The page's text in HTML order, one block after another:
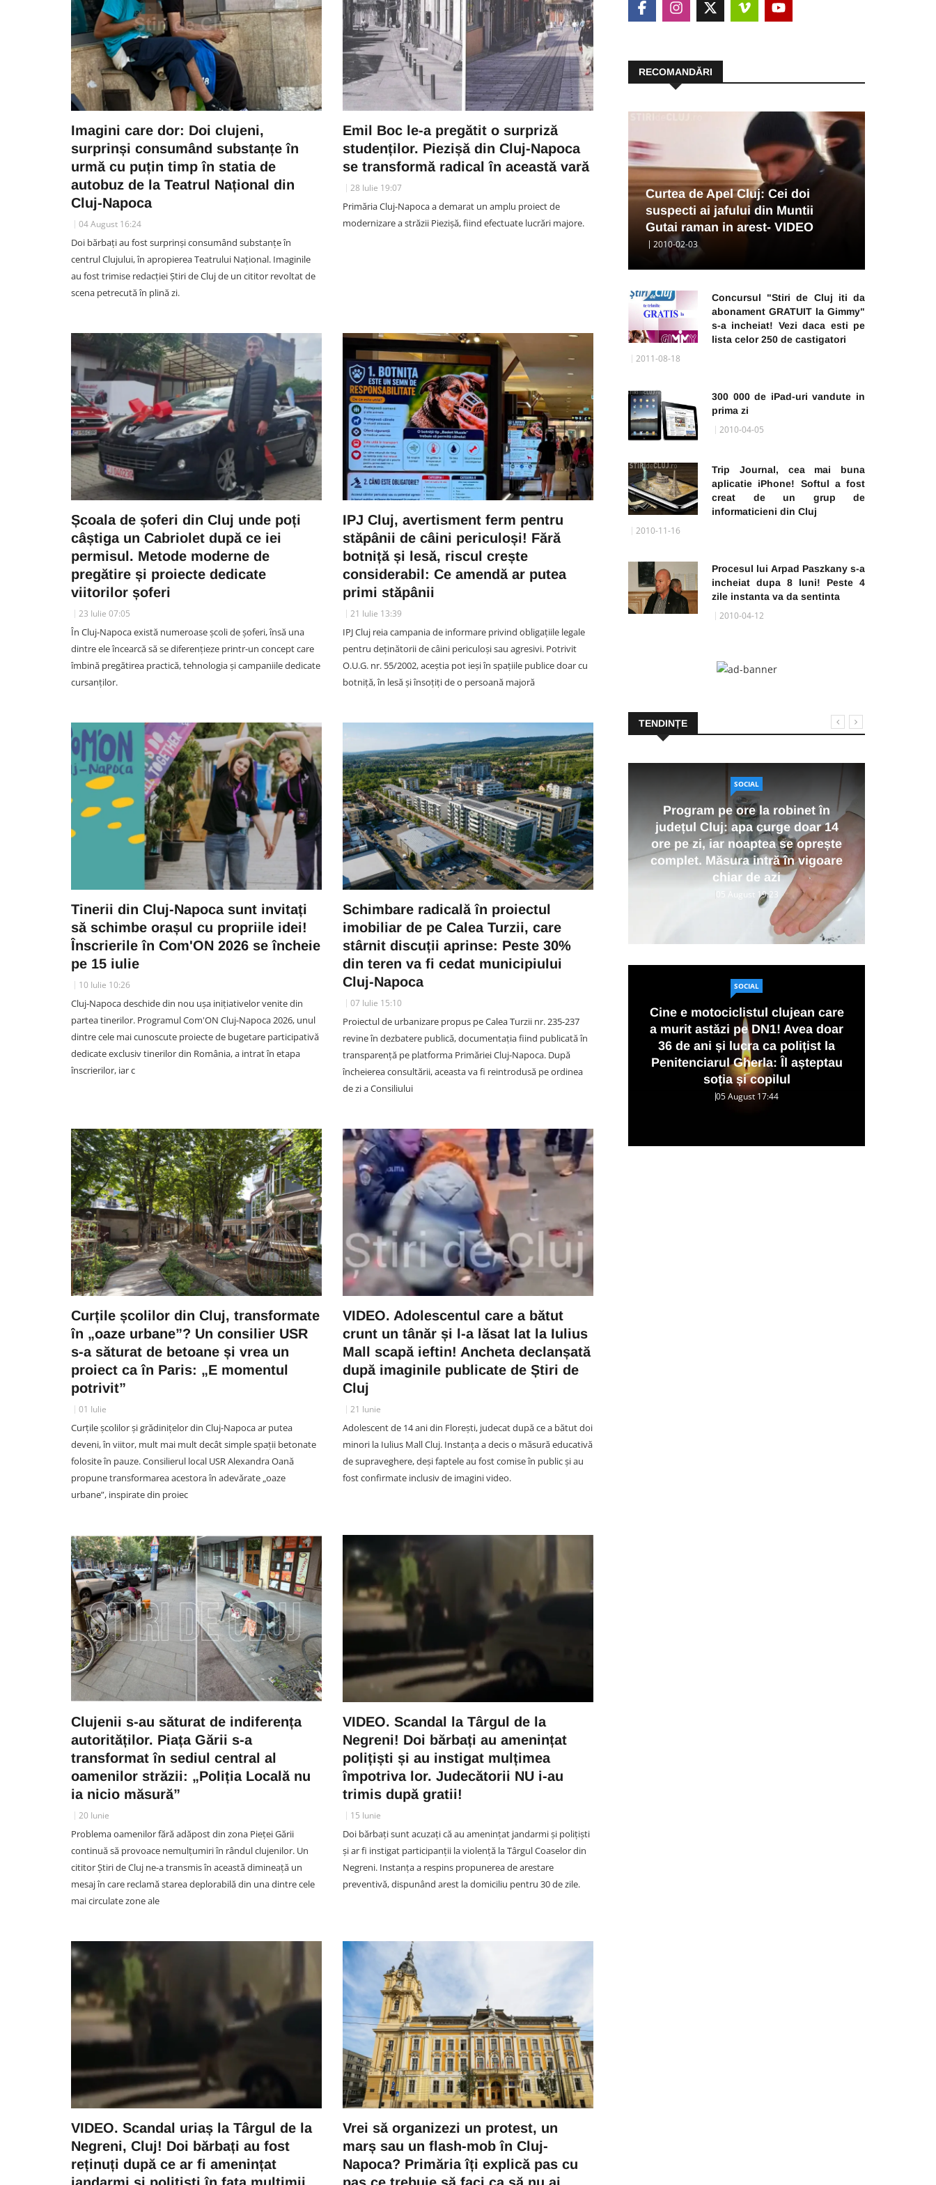
Imagini care dor: Doi clujeni,
surprinși consumând substanțe în
urmă cu puțin timp în statia de
autobuz de la Teatrul Național din
Cluj-Napoca
04 August 16:24
Doi bărbați au fost surprinși consumând substanțe în
centrul Clujului, în apropierea Teatrului Național. Imaginile
au fost trimise redacției Știri de Cluj de un cititor revoltat de
scena petrecută în plină zi.
Emil Boc le-a pregătit o surpriză
studenților. Piezișă din Cluj-Napoca
se transformă radical în această vară
28 Iulie 19:07
Primăria Cluj-Napoca a demarat un amplu proiect de
modernizare a străzii Piezișă, fiind efectuate lucrări majore.
Școala de șoferi din Cluj unde poți
câștiga un Cabriolet după ce iei
permisul. Metode moderne de
pregătire și proiecte dedicate
viitorilor șoferi
23 Iulie 07:05
În Cluj-Napoca există numeroase școli de șoferi, însă una
dintre ele încearcă să se diferențieze printr-un concept care
îmbină pregătirea practică, tehnologia și campaniile dedicate
cursanților.
IPJ Cluj, avertisment ferm pentru
stăpânii de câini periculoși! Fără
botniță și lesă, riscul crește
considerabil: Ce amendă ar putea
primi stăpânii
21 Iulie 13:39
IPJ Cluj reia campania de informare privind obligațiile legale
pentru deținătorii de câini periculoși sau agresivi. Potrivit
O.U.G. nr. 55/2002, aceștia pot ieși în spațiile publice doar cu
botniță, în lesă și însoțiți de o persoană majoră
Tinerii din Cluj-Napoca sunt invitați
să schimbe orașul cu propriile idei!
Înscrierile în Com'ON 2026 se încheie
pe 15 iulie
10 Iulie 10:26
Cluj-Napoca deschide din nou ușa inițiativelor venite din
partea tinerilor. Programul Com'ON Cluj-Napoca 2026, unul
dintre cele mai cunoscute proiecte de bugetare participativă
dedicate exclusiv tinerilor din România, a intrat în etapa
înscrierilor, iar c
Schimbare radicală în proiectul
imobiliar de pe Calea Turzii, care
stârnit discuții aprinse: Peste 30%
din teren va fi cedat municipiului
Cluj-Napoca
07 Iulie 15:10
Proiectul de urbanizare propus pe Calea Turzii nr. 235-237
revine în dezbatere publică, documentația fiind publicată în
transparență pe platforma Primăriei Cluj-Napoca. După
încheierea consultării, aceasta va fi reintrodusă pe ordinea
de zi a Consiliului
Curțile școlilor din Cluj, transformate
în „oaze urbane”? Un consilier USR
s-a săturat de betoane și vrea un
proiect ca în Paris: „E momentul
potrivit”
01 Iulie
Curțile școlilor și grădinițelor din Cluj-Napoca ar putea
deveni, în viitor, mult mai mult decât simple spații betonate
folosite în pauze. Consilierul local USR Alexandra Oană
propune transformarea acestora în adevărate „oaze
urbane”, inspirate din proiec
VIDEO. Adolescentul care a bătut
crunt un tânăr și l-a lăsat lat la Iulius
Mall scapă ieftin! Ancheta declanșată
după imaginile publicate de Știri de
Cluj
21 Iunie
Adolescent de 14 ani din Florești, judecat după ce a bătut doi
minori la Iulius Mall Cluj. Instanța a decis o măsură educativă
de supraveghere, deși faptele au fost comise în public și au
fost confirmate inclusiv de imagini video.
Clujenii s-au săturat de indiferența
autorităților. Piața Gării s-a
transformat în sediul central al
oamenilor străzii: „Poliția Locală nu
ia nicio măsură”
20 Iunie
Problema oamenilor fără adăpost din zona Pieței Gării
continuă să provoace nemulțumiri în rândul clujenilor. Un
cititor Știri de Cluj ne-a transmis în această dimineață un
mesaj în care reclamă starea deplorabilă din una dintre cele
mai circulate zone ale
VIDEO. Scandal la Târgul de la
Negreni! Doi bărbați au amenințat
polițiști și au instigat mulțimea
împotriva lor. Judecătorii NU i-au
trimis după gratii!
15 Iunie
Doi bărbați sunt acuzați că au amenințat jandarmi și polițiști
și ar fi instigat participanții la violență la Târgul Coaselor din
Negreni. Instanța a respins propunerea de arestare
preventivă, dispunând arest la domiciliu pentru 30 de zile.
VIDEO. Scandal uriaș la Târgul de la
Negreni, Cluj! Doi bărbați au fost
reținuți după ce ar fi amenințat
Vrei să organizezi un protest, un
marș sau un flash-mob în Cluj-
Napoca? Primăria îți explică pas cu
RECOMANDĂRI
Curtea de Apel Cluj: Cei doi
suspecti ai jafului din Muntii
Gutai raman in arest- VIDEO
2010-02-03
Concursul "Stiri de Cluj iti da
abonament GRATUIT la Gimmy"
s-a incheiat! Vezi daca esti pe
lista celor 250 de castigatori
2011-08-18
300 000 de iPad-uri vandute in
prima zi
2010-04-05
Trip Journal, cea mai buna
aplicatie iPhone! Softul a fost
creat de un grup de
informaticieni din Cluj
2010-11-16
Procesul lui Arpad Paszkany s-a
incheiat dupa 8 luni! Peste 4
zile instanta va da sentinta
2010-04-12
TENDINȚE
SOCIAL
VIDEO.Accident acum în Cluj.
Un TIR și o autoutilitară au fost
implicate într-un impact violent
pe DN 1. Cei doi șoferi,
transportați de urgență la spital
SOCIAL
Accident pe strada Câmpului din
Cluj-Napoca. Un biciclist și un
BMW, implicați în coliziune: „L-a
SOCIAL
Seceta a golit râurile Clujului! Pe
Someșul Mic curge sub 10% din
apa normală: 12 puncte de
măsurare arată debit zero, iar un
lac e la minim
SOCIAL
din Cluj: „În stânga țineam
bebelușul de 4 luni, în dreapta
animalul ăsta mi s-a urcat pe
sutien”
SOCIAL
Program pe ore la robinet în
județul Cluj: apa curge doar 14
ore pe zi, iar noaptea se oprește
complet. Măsura intră în vigoare
chiar de azi
05 August 19:23
SOCIAL
Cine e motociclistul clujean care
a murit astăzi pe DN1! Avea doar
36 de ani și lucra ca polițist la
Penitenciarul Gherla: Îl așteptau
soția și copilul
05 August 17:44